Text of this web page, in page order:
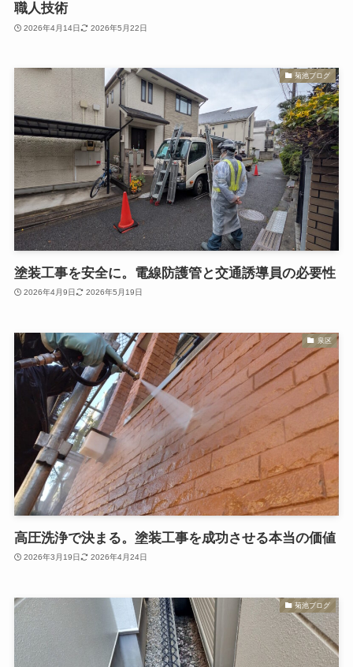
職人技術
2026年4月14日 2026年5月22日
菊池ブログ
塗装工事を安全に。電線防護管と交通誘導員の必要性
2026年4月9日 2026年5月19日
泉区
高圧洗浄で決まる。塗装工事を成功させる本当の価値
2026年3月19日 2026年4月24日
菊池ブログ